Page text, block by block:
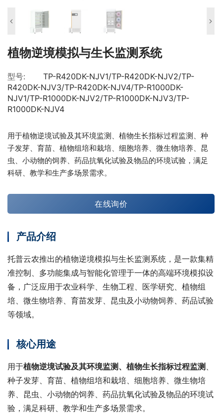
植物逆境模拟与生长监测系统
型号:
TP-R420DK-NJV1/TP-R420DK-NJV2/TP-
R420DK-NJV3/TP-R420DK-NJV4/TP-R1000DK-
NJV1/TP-R1000DK-NJV2/TP-R1000DK-NJV3/TP-
R1000DK-NJV4
用于植物逆境试验及其环境监测、植物生长指标过程监测、种
子发芽、育苗、植物组培和栽培、细胞培养、微生物培养、昆
虫、小动物的饲养、药品抗氧化试验及物品的环境试验，满足
科研、教学和生产多场景需求。
在线询价
产品介绍
托普云农推出的植物逆境模拟与生长监测系统，是一款集精
准控制、多功能集成与智能化管理于一体的高端环境模拟设
备，广泛应用于农业科学、生物工程、医学研究、植物组
培、微生物培养、育苗发芽、昆虫及小动物饲养、药品试验
等领域。
核心用途
用于植物逆境试验及其环境监测、植物生长指标过程监测 、
种子发芽、育苗、植物组培和栽培、细胞培养、微生物培
养、昆虫、小动物的饲养、药品抗氧化试验及物品的环境试
验，满足科研、教学和生产多场景需求。